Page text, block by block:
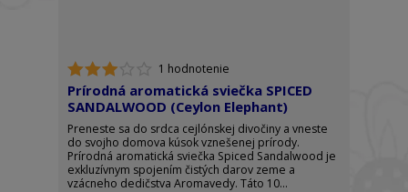
1 hodnotenie
Prírodná aromatická sviečka SPICED
SANDALWOOD (Ceylon Elephant)
Preneste sa do srdca cejlónskej divočiny a vneste
do svojho domova kúsok vznešenej prírody.
Prírodná aromatická sviečka Spiced Sandalwood je
exkluzívnym spojením čistých darov zeme a
vzácneho dedičstva Aromavedy. Táto 10...